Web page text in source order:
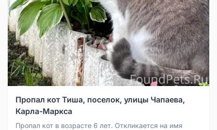
Пропал кот Тиша, поселок, улицы Чапаева,
Карла-Маркса
Пропал кот в возрасте 6 лет. Откликается на имя